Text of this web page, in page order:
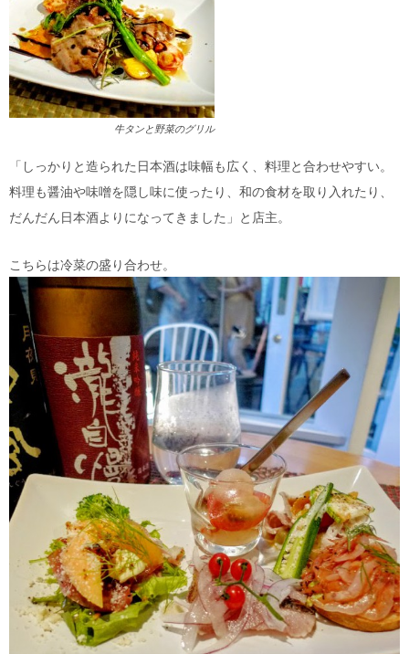
牛タンと野菜のグリル
「しっかりと造られた日本酒は味幅も広く、料理と合わせやすい。
料理も醤油や味噌を隠し味に使ったり、和の食材を取り入れたり、
だんだん日本酒よりになってきました」と店主。
こちらは冷菜の盛り合わせ。